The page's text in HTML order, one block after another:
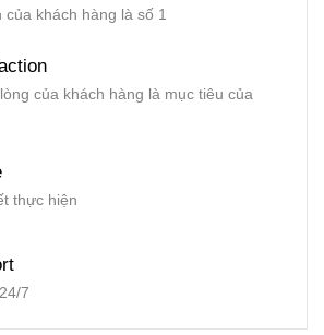
của khách hàng là số 1
của khách hàng là mục tiêu của
thực hiện
7